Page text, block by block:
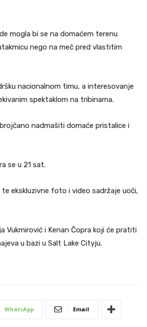
mogla bi se na domaćem terenu
nego na meč pred vlastitim
nacionalnom timu, a interesovanje
spektaklom na tribinama.
nadmašiti domaće pristalice i
se u 21 sat.
ekskluzivne foto i video sadržaje uoči,
Vukmirović i Kenan Čopra koji će pratiti
u bazi u Salt Lake Cityju.
WhatsApp Email